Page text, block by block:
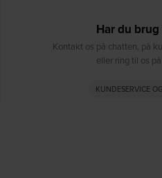
Har du
Kontakt os på chatten, på
eller ring til os på
KUNDESERVICE